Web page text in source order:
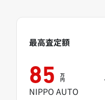
最高査定額
85 万
円
NIPPO AUTO